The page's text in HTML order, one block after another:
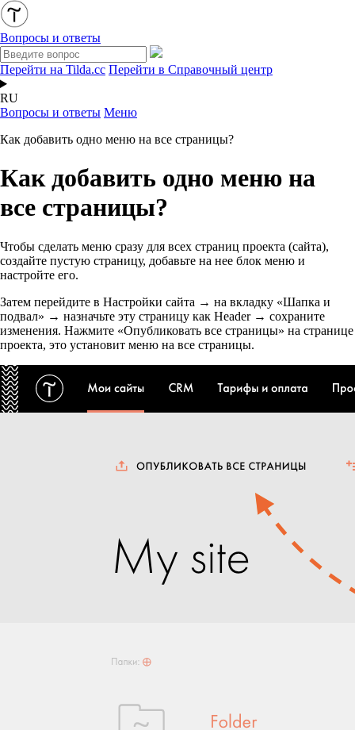
Вопросы и ответы
Перейти на Tilda.cc Перейти в Справочный центр
RU
Вопросы и ответы Меню
Как добавить одно меню на все страницы?
Как добавить одно меню на
все страницы?
Чтобы сделать меню сразу для всех страниц проекта (сайта),
создайте пустую страницу, добавьте на нее блок меню и
настройте его.
Затем перейдите в Настройки сайта → на вкладку «Шапка и
подвал» → назначьте эту страницу как Header → сохраните
изменения. Нажмите «Опубликовать все страницы» на странице
проекта, это установит меню на все страницы.